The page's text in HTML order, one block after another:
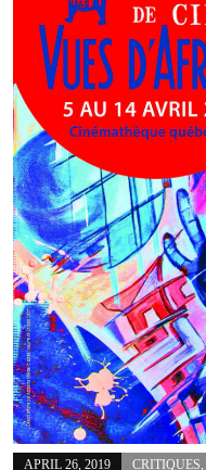
APRIL 26, 2019 CRITIQUES,